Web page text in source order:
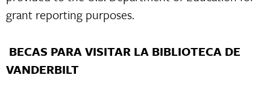
grant reporting purposes.
BECAS PARA VISITAR LA BIBLIOTECA DE
VANDERBILT